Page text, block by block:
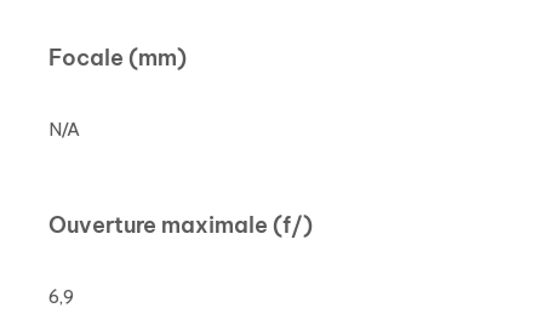
Focale (mm)
N/A
Ouverture maximale (f/)
6,9